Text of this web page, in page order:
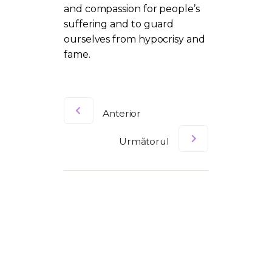
and compassion for people’s
suffering and to guard
ourselves from hypocrisy and
fame.
Anterior
Următorul